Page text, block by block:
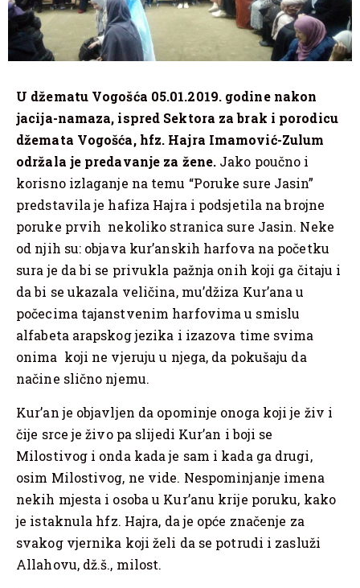
U džematu Vogošća 05.01.2019. godine nakon
jacija-namaza, ispred Sektora za brak i porodicu
džemata Vogošća, hfz. Hajra Imamović-Zulum
održala je predavanje za žene. Jako poučno i
korisno izlaganje na temu “Poruke sure Jasin”
predstavila je hafiza Hajra i podsjetila na brojne
poruke prvih nekoliko stranica sure Jasin. Neke
od njih su: objava kur’anskih harfova na početku
sura je da bi se privukla pažnja onih koji ga čitaju i
da bi se ukazala veličina, mu’džiza Kur’ana u
počecima tajanstvenim harfovima u smislu
alfabeta arapskog jezika i izazova time svima
onima koji ne vjeruju u njega, da pokušaju da
načine slično njemu.
Kur’an je objavljen da opominje onoga koji je živ i
čije srce je živo pa slijedi Kur’an i boji se
Milostivog i onda kada je sam i kada ga drugi,
osim Milostivog, ne vide. Nespominjanje imena
nekih mjesta i osoba u Kur’anu krije poruku, kako
je istaknula hfz. Hajra, da je opće značenje za
svakog vjernika koji želi da se potrudi i zasluži
Allahovu, dž.š., milost.